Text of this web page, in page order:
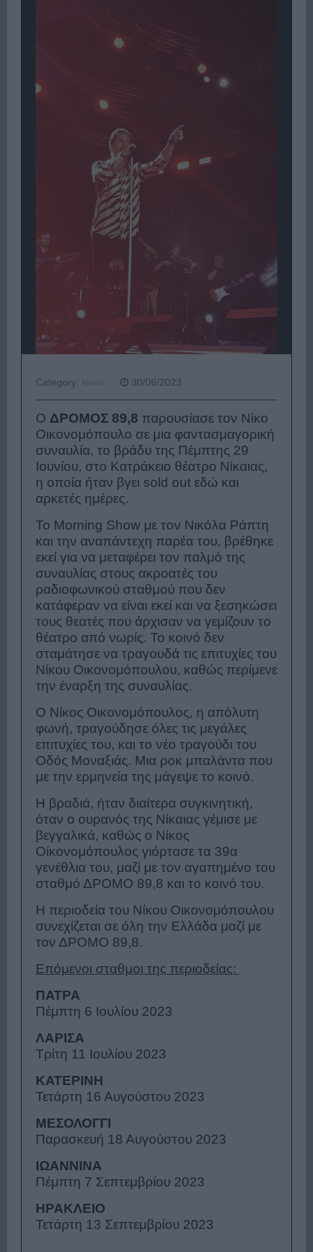
Category: News 30/06/2023
Ο ΔΡΟΜΟΣ 89,8 παρουσίασε τον Νίκο
Οικονομόπουλο σε μια φαντασμαγορική
συναυλία, το βράδυ της Πέμπτης 29
Ιουνίου, στο Κατράκειο θέατρο Νίκαιας,
η οποία ήταν βγει sold out εδώ και
αρκετές ημέρες.
Το Morning Show με τον Νικόλα Ράπτη
και την αναπάντεχη παρέα του, βρέθηκε
εκεί για να μεταφέρει τον παλμό της
συναυλίας στους ακροατές του
ραδιοφωνικού σταθμού που δεν
κατάφεραν να είναι εκεί και να ξεσηκώσει
τους θεατές που άρχισαν να γεμίζουν το
θέατρο από νωρίς. Το κοινό δεν
σταμάτησε να τραγουδά τις επιτυχίες του
Νίκου Οικονομόπουλου, καθώς περίμενε
την έναρξη της συναυλίας.
Ο Νίκος Οικονομόπουλος, η απόλυτη
φωνή, τραγούδησε όλες τις μεγάλες
επιτυχίες του, και το νέο τραγούδι του
Οδός Μοναξιάς. Μια ροκ μπαλάντα που
με την ερμηνεία της μάγεψε το κοινό.
Η βραδιά, ήταν διαίτερα συγκινητική,
όταν ο ουρανός της Νίκαιας γέμισε με
βεγγαλικά, καθώς ο Νίκος
Οίκονομόπουλος γιόρτασε τα 39α
γενέθλια του, μαζί με τον αγαπημένο του
σταθμό ΔΡΟΜΟ 89,8 και το κοινό του.
Η περιοδεία του Νίκου Οικονομόπουλου
συνεχίζεται σε όλη την Ελλάδα μαζί με
τον ΔΡΟΜΟ 89,8.
Επόμενοι σταθμοι της περιοδείας:
ΠΑΤΡΑ
Πέμπτη 6 Ιουλίου 2023
ΛΑΡΙΣΑ
Τρίτη 11 Ιουλίου 2023
ΚΑΤΕΡΙΝΗ
Τετάρτη 16 Αυγούστου 2023
ΜΕΣΟΛΟΓΓΙ
Παρασκευή 18 Αυγούστου 2023
ΙΩΑΝΝΙΝΑ
Πέμπτη 7 Σεπτεμβρίου 2023
ΗΡΑΚΛΕΙΟ
Τετάρτη 13 Σεπτεμβρίου 2023